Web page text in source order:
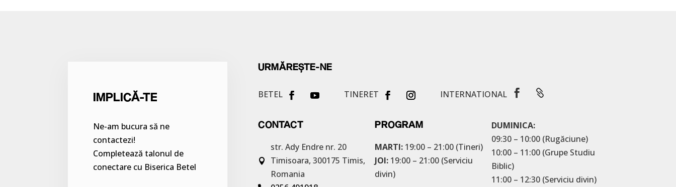
IMPLICĂ-TE
Ne-am bucura să ne
contactezi!
Completează talonul de
conectare cu Biserica Betel
URMĂREȘTE-NE
BETEL TINERET INTERNATIONAL  
CONTACT

str. Ady Endre nr. 20
Timisoara, 300175 Timis,
Romania
PROGRAM
MARTI: 19:00 – 21:00 (Tineri)
JOI: 19:00 – 21:00 (Serviciu
divin)
DUMINICA:
09:30 – 10:00 (Rugăciune)
10:00 – 11:00 (Grupe Studiu
Biblic)
11:00 – 12:30 (Serviciu divin)